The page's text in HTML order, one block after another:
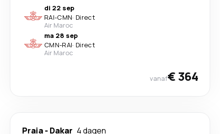
di 22 sep
RAI-CMN· Direct
Air Maroc
ma 28 sep
CMN-RAI· Direct
Air Maroc
vanaf€ 364
Praia- Dakar 4 dagen